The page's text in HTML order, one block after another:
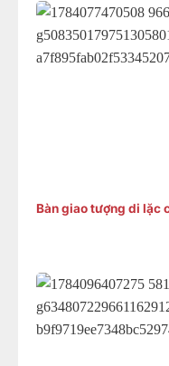
Bàn giao tượng di lặc